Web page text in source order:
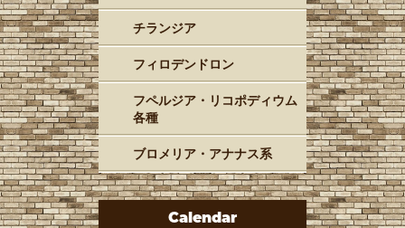
チランジア
フィロデンドロン
フペルジア・リコポディウム
各種
ブロメリア・アナナス系
Calendar